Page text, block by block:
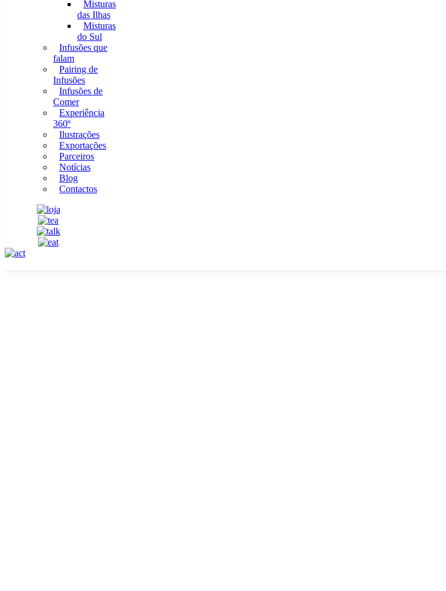
Misturas
das Ilhas
Misturas
do Sul
Infusões que
falam
Pairing de
Infusões
Infusões de
Comer
Experiência
360º
Ilustrações
Exportações
Parceiros
Notícias
Blog
Contactos